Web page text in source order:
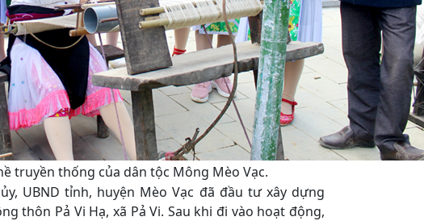
truyền thống của dân tộc Mông Mèo Vạc.
UBND tỉnh, huyện Mèo Vạc đã đầu tư xây dựng
thôn Pả Vi Hạ, xã Pả Vi. Sau khi đi vào hoạt động,